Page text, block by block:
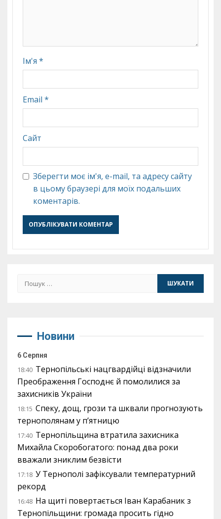
Ім'я *
Email *
Сайт
Зберегти моє ім'я, e-mail, та адресу сайту
в цьому браузері для моїх подальших
коментарів.
Пошук:
Новини
6 Серпня
18:40 Тернопільські нацгвардійці відзначили
Преображення Господнє й помолилися за
захисників України
18:15 Спеку, дощ, грози та шквали прогнозують
тернополянам у п’ятницю
17:40 Тернопільщина втратила захисника
Михайла Скоробогатого: понад два роки
вважали зниклим безвісти
17:18 У Тернополі зафіксували температурний
рекорд
16:48 На щиті повертається Іван Карабаник з
Тернопільщини: громада просить гідно